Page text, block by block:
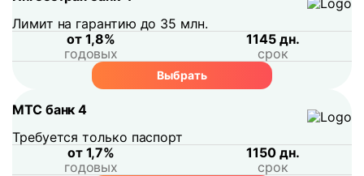
Лимит на гарантию до 35 млн.
от 1,8%
годовых
1145 дн.
срок
Выбрать
МТС банк 4
Требуется только паспорт
от 1,7%
годовых
1150 дн.
срок